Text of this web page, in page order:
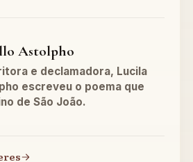
Astolpho
e declamadora, Lucila
escreveu o poema que
de São João.